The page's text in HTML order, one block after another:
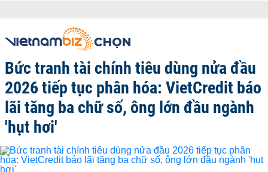
Bức tranh tài chính tiêu dùng nửa đầu
2026 tiếp tục phân hóa: VietCredit báo
lãi tăng ba chữ số, ông lớn đầu ngành
'hụt hơi'